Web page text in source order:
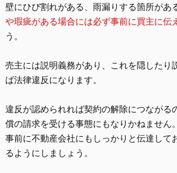
壁にひび割れがある、雨漏りする箇所があ
や瑕疵がある場合には必ず事前に買主に伝
う。
売主には説明義務があり、これを隠したり
ば法律違反になります。
違反が認められれば契約の解除につながる
償の請求を受ける事態にもなりかねません。
事前に不動産会社にもしっかりと伝達して
るようにしましょう。